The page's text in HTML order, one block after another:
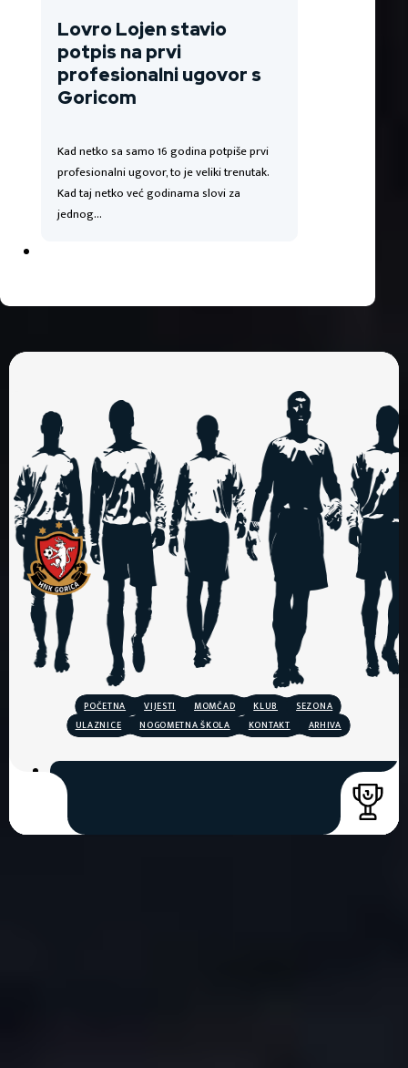
Lovro Lojen stavio
potpis na prvi
profesionalni ugovor s
Goricom
Kad netko sa samo 16 godina potpiše prvi
profesionalni ugovor, to je veliki trenutak.
Kad taj netko već godinama slovi za
jednog…
POČETNA VIJESTI MOMČAD KLUB
SEZONA
ULAZNICE
NOGOMETNA ŠKOLA KONTAKT ARHIVA